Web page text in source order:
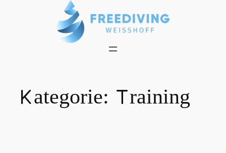
Kategorie: Training